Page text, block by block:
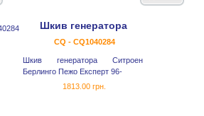
Шкив генератора
CQ - CQ1040284
Шкив генератора Ситроен
Берлинго Пежо Експерт 96-
1813.00 грн.